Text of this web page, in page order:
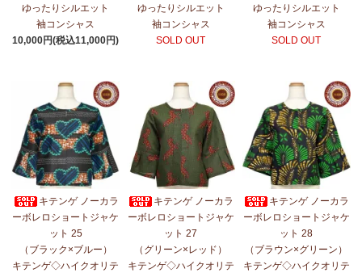
ゆったりシルエット
袖コンシャス
10,000円(税込11,000円)
ゆったりシルエット
袖コンシャス
SOLD OUT
ゆったりシルエット
袖コンシャス
SOLD OUT
キテンゲ ノーカラ
ーボレロショートジャケ
ット 25
（ブラック×ブルー）
キテンゲ◇ハイクオリテ
キテンゲ ノーカラ
ーボレロショートジャケ
ット 27
（グリーン×レッド）
キテンゲ◇ハイクオリテ
キテンゲ ノーカラ
ーボレロショートジャケ
ット 28
（ブラウン×グリーン）
キテンゲ◇ハイクオリテ